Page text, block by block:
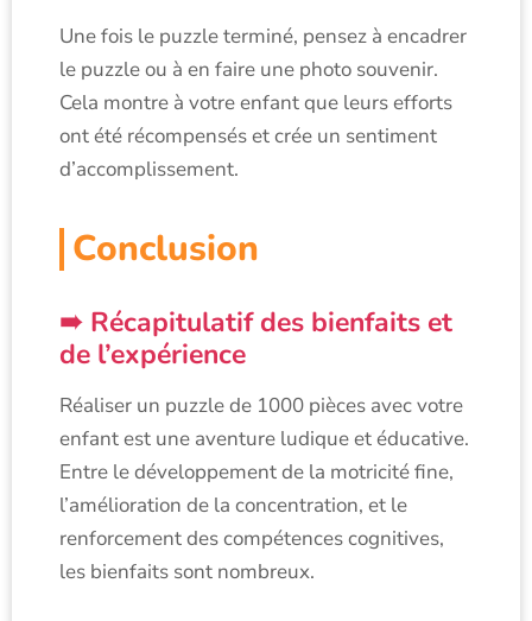
Une fois le puzzle terminé, pensez à encadrer
le puzzle ou à en faire une photo souvenir.
Cela montre à votre enfant que leurs efforts
ont été récompensés et crée un sentiment
d’accomplissement.
Conclusion
Récapitulatif des bienfaits et
de l’expérience
Réaliser un puzzle de 1000 pièces avec votre
enfant est une aventure ludique et éducative.
Entre le développement de la motricité fine,
l’amélioration de la concentration, et le
renforcement des compétences cognitives,
les bienfaits sont nombreux.